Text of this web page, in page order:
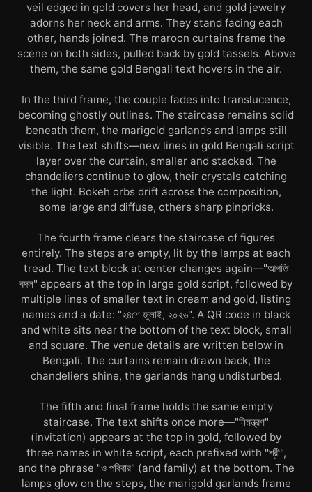
veil edged in gold covers her head, and gold jewelry
adorns her neck and arms. They stand facing each
other, hands joined. The maroon curtains frame the
scene on both sides, pulled back by gold tassels. Above
them, the same gold Bengali text hovers in the air.
In the third frame, the couple fades into translucence,
becoming ghostly outlines. The staircase remains solid
beneath them, the marigold garlands and lamps still
visible. The text shifts—new lines in gold Bengali script
layer over the curtain, smaller and stacked. The
chandeliers continue to glow, their crystals catching
the light. Bokeh orbs drift across the composition,
some large and diffuse, others sharp pinpricks.
The fourth frame clears the staircase of figures
entirely. The steps are empty, lit by the lamps at each
tread. The text block at center changes again—"আগতি
বদল" appears at the top in large gold script, followed by
multiple lines of smaller text in cream and gold, listing
names and a date: "২৪শে জুলাই, ২০২৬". A QR code in black
and white sits near the bottom of the text block, small
and square. The venue details are written below in
Bengali. The curtains remain drawn back, the
chandeliers shine, the garlands hang undisturbed.
The fifth and final frame holds the same empty
staircase. The text shifts once more—"নিমন্ত্রণ"
(invitation) appears at the top in gold, followed by
three names in white script, each prefixed with "শ্রী",
and the phrase "ও পরিবার" (and family) at the bottom. The
lamps glow on the steps, the marigold garlands frame